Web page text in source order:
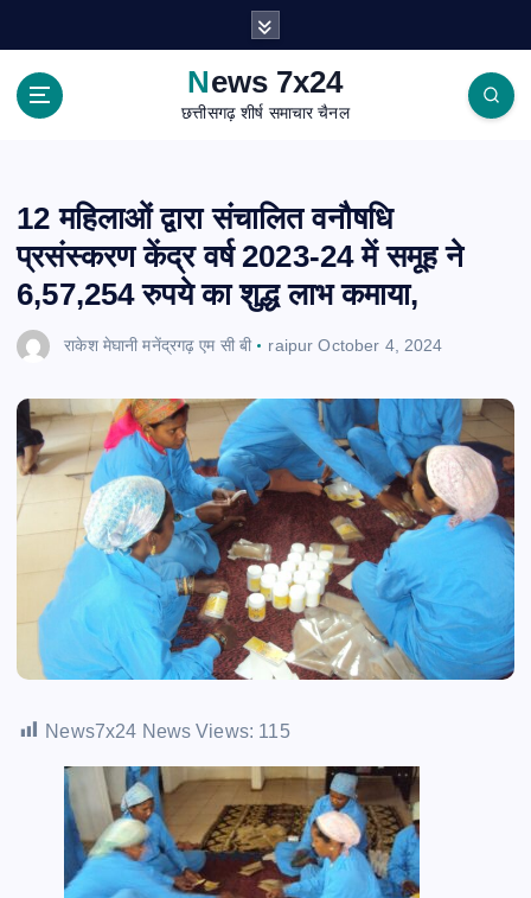
News 7x24
छत्तीसगढ़ शीर्ष समाचार चैनल
12 महिलाओं द्वारा संचालित वनौषधि
प्रसंस्करण केंद्र वर्ष 2023-24 में समूह ने
6,57,254 रुपये का शुद्ध लाभ कमाया,
राकेश मेघानी मनेंद्रगढ़ एम सी बी raipur October 4, 2024
News7x24 News Views: 115